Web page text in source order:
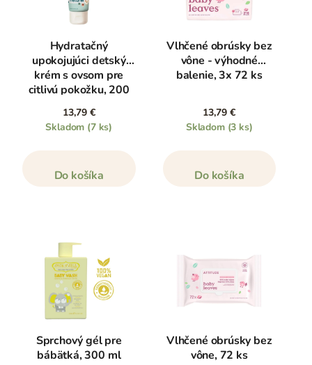
Hydratačný
upokojujúci detský
krém s ovsom pre
citlivú pokožku, 200
13,79 €
Skladom (7 ks)
Do košíka
Vlhčené obrúsky bez
vône - výhodné
balenie, 3x 72 ks
13,79 €
Skladom (3 ks)
Do košíka
Sprchový gél pre
bábätká, 300 ml
Vlhčené obrúsky bez
vône, 72 ks